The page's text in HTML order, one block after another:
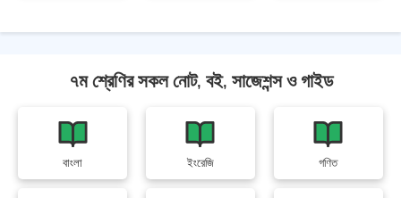
৭ম শ্রেণির সকল নোট, বই, সাজেশন্স ও গাইড
বাংলা ইংরেজি গণিত